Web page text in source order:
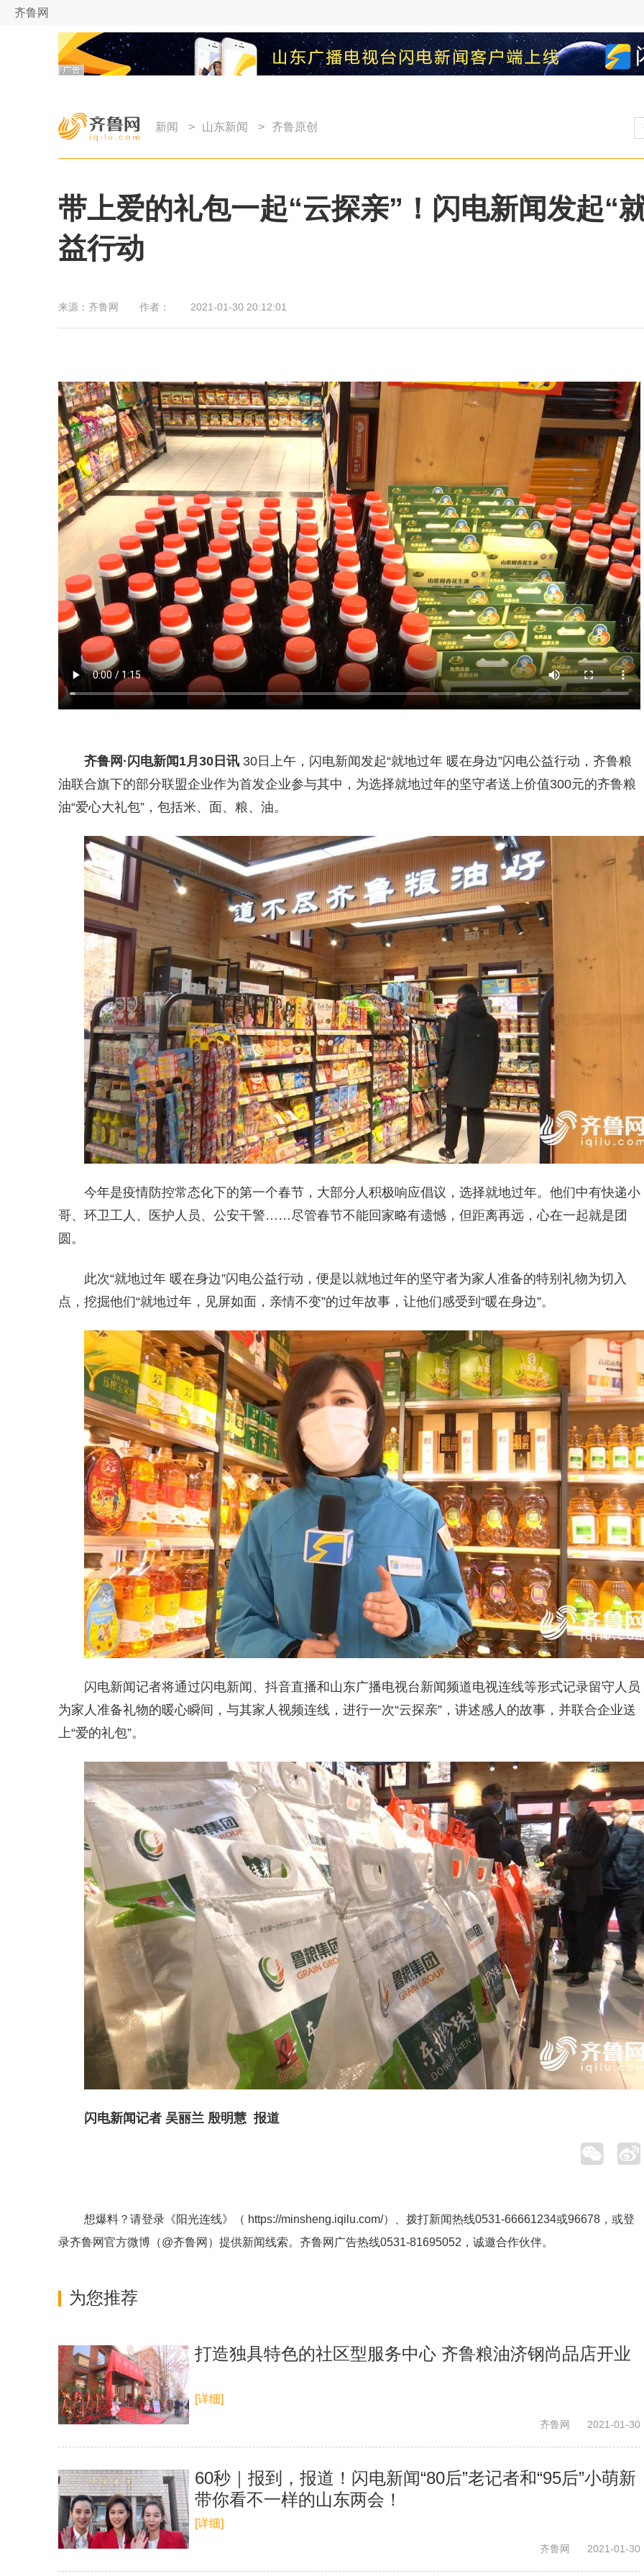
齐鲁网
新闻 > 山东新闻 > 齐鲁原创
带上爱的礼包一起“云探亲”！闪电新闻发起“
益行动
来源： 齐鲁网 作者： 2021-01-30 20:12:01
齐鲁网 ·闪电新闻1月30日讯30日上午，闪电新闻发起“就地过年 暖在身边”闪电公益行动，齐鲁粮
油联合旗下的部分联盟企业作为首发企业参与其中，为选择就地过年的坚守者送上价值300元的齐鲁粮
油“爱心大礼包”，包括米、面、粮、油。
今年是疫情防控常态化下的第一个春节，大部分人积极响应倡议，选择就地过年。他们中有快递小
哥、环卫工人、医护人员、公安干警……尽管春节不能回家略有遗憾，但距离再远，心在一起就是团
圆。
此次“就地过年 暖在身边”闪电公益行动，便是以就地过年的坚守者为家人准备的特别礼物为切入
点，挖掘他们“就地过年，见屏如面，亲情不变”的过年故事，让他们感受到“暖在身边”。
闪电新闻记者将通过闪电新闻、抖音直播和山东广播电视台新闻频道电视连线等形式记录留守人员
为家人准备礼物的暖心瞬间，与其家人视频连线，进行一次“云探亲”，讲述感人的故事，并联合企业送
上“爱的礼包”。
闪电新闻记者 吴丽兰 殷明慧 报道
想爆料？请登录《阳光连线》（ https://minsheng.iqilu.com/）、拨打新闻热线0531-66661234或96678，或登
录齐鲁网官方微博（@齐鲁网 ）提供新闻线索。齐鲁网广告热线0531-81695052 ，诚邀合作伙伴。
为您推荐
打造独具特色的社区型服务中心 齐鲁粮油济钢尚品店开业
[详细]
齐鲁网 2021-01-30
60秒｜报到，报道！闪电新闻“80后”老记者和“95后”小萌新
带你看不一样的山东两会！
[详细]
齐鲁网 2021-01-30